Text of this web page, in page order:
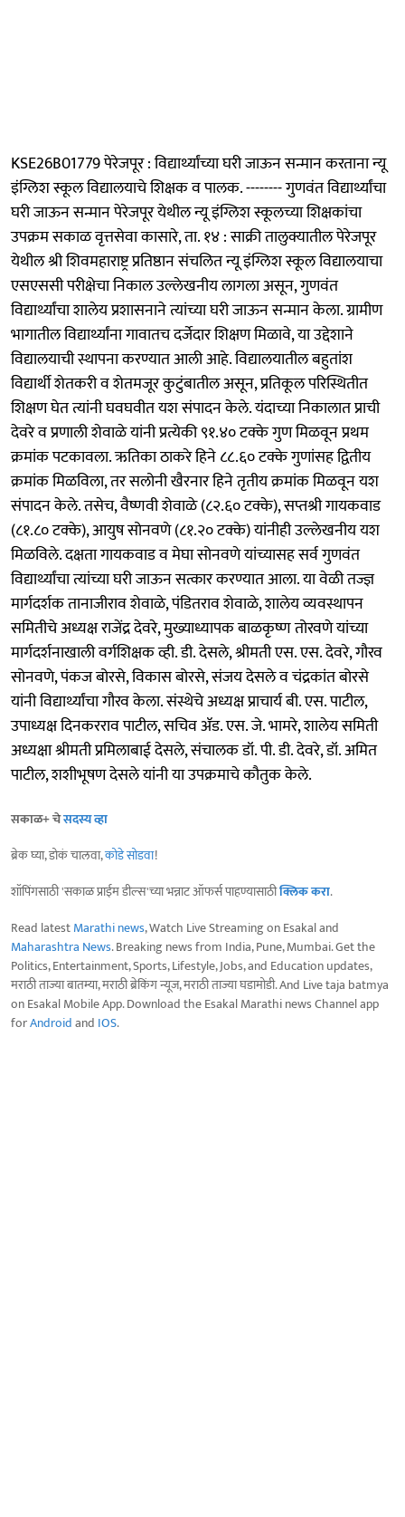
KSE26B01779 पेरेजपूर : विद्यार्थ्यांच्या घरी जाऊन सन्मान करताना न्यू
इंग्लिश स्कूल विद्यालयाचे शिक्षक व पालक. -------- गुणवंत विद्यार्थ्यांचा
घरी जाऊन सन्मान पेरेजपूर येथील न्यू इंग्लिश स्कूलच्या शिक्षकांचा
उपक्रम सकाळ वृत्तसेवा कासारे, ता. १४ : साक्री तालुक्यातील पेरेजपूर
येथील श्री शिवमहाराष्ट्र प्रतिष्ठान संचलित न्यू इंग्लिश स्कूल विद्यालयाचा
एसएससी परीक्षेचा निकाल उल्लेखनीय लागला असून, गुणवंत
विद्यार्थ्यांचा शालेय प्रशासनाने त्यांच्या घरी जाऊन सन्मान केला. ग्रामीण
भागातील विद्यार्थ्यांना गावातच दर्जेदार शिक्षण मिळावे, या उद्देशाने
विद्यालयाची स्थापना करण्यात आली आहे. विद्यालयातील बहुतांश
विद्यार्थी शेतकरी व शेतमजूर कुटुंबातील असून, प्रतिकूल परिस्थितीत
शिक्षण घेत त्यांनी घवघवीत यश संपादन केले. यंदाच्या निकालात प्राची
देवरे व प्रणाली शेवाळे यांनी प्रत्येकी ९१.४० टक्के गुण मिळवून प्रथम
क्रमांक पटकावला. ऋतिका ठाकरे हिने ८८.६० टक्के गुणांसह द्वितीय
क्रमांक मिळविला, तर सलोनी खैरनार हिने तृतीय क्रमांक मिळवून यश
संपादन केले. तसेच, वैष्णवी शेवाळे (८२.६० टक्के), सप्तश्री गायकवाड
(८१.८० टक्के), आयुष सोनवणे (८१.२० टक्के) यांनीही उल्लेखनीय यश
मिळविले. दक्षता गायकवाड व मेघा सोनवणे यांच्यासह सर्व गुणवंत
विद्यार्थ्यांचा त्यांच्या घरी जाऊन सत्कार करण्यात आला. या वेळी तज्ज्ञ
मार्गदर्शक तानाजीराव शेवाळे, पंडितराव शेवाळे, शालेय व्यवस्थापन
समितीचे अध्यक्ष राजेंद्र देवरे, मुख्याध्यापक बाळकृष्ण तोरवणे यांच्या
मार्गदर्शनाखाली वर्गशिक्षक व्ही. डी. देसले, श्रीमती एस. एस. देवरे, गौरव
सोनवणे, पंकज बोरसे, विकास बोरसे, संजय देसले व चंद्रकांत बोरसे
यांनी विद्यार्थ्यांचा गौरव केला. संस्थेचे अध्यक्ष प्राचार्य बी. एस. पाटील,
उपाध्यक्ष दिनकरराव पाटील, सचिव ॲड. एस. जे. भामरे, शालेय समिती
अध्यक्षा श्रीमती प्रमिलाबाई देसले, संचालक डॉ. पी. डी. देवरे, डॉ. अमित
पाटील, शशीभूषण देसले यांनी या उपक्रमाचे कौतुक केले.
सकाळ+ चेसदस्य व्हा
ब्रेक घ्या, डोकं चालवा,कोडे सोडवा!
शॉपिंगसाठी 'सकाळ प्राईम डील्स'च्या भन्नाट ऑफर्स पाहण्यासाठीक्लिक करा.
Read latestMarathi news, Watch Live Streaming on Esakal and
Maharashtra News. Breaking news from India, Pune, Mumbai. Get the
Politics, Entertainment, Sports, Lifestyle, Jobs, and Education updates,
मराठी ताज्या बातम्या, मराठी ब्रेकिंग न्यूज, मराठी ताज्या घडामोडी. And Live taja batmya
on Esakal Mobile App. Download the Esakal Marathi news Channel app
forAndroidand IOS.